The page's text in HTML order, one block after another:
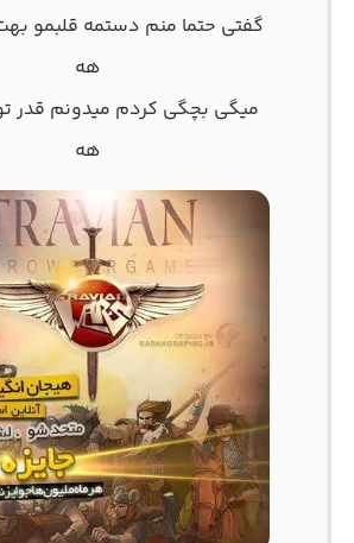
گفتی حتما منم دستمه قلبمو
هه
میگی بچگی کردم میدونم قدر
هه